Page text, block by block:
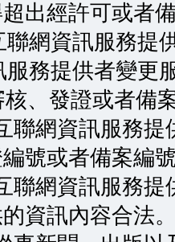
出經許可或者
網資訊服務提
務提供者變更
、發證或者備
網資訊服務提
號或者備案編
網資訊服務提
資訊內容合法